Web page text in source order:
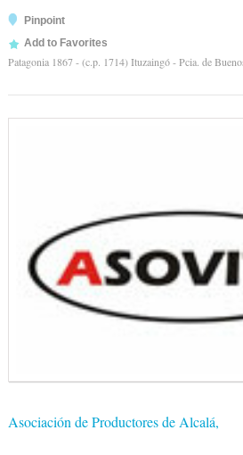
Pinpoint
Add to Favorites
Patagonia 1867 - (c.p. 1714) Ituzaingó - Pcia. de
Asociación de Productores de Alcalá,